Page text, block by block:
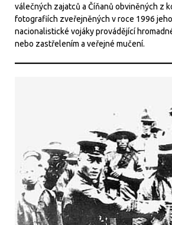
válečných zajatců a Číňanů obviněných z
fotografiích zveřejněných v roce 1996
nacionalistické vojáky provádějící
nebo zastřelením a veřejné mučení.